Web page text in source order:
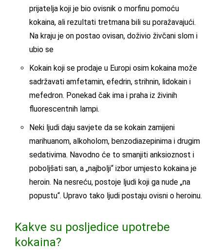
prijatelja koji je bio ovisnik o morfinu pomoću
kokaina, ali rezultati tretmana bili su poražavajući.
Na kraju je on postao ovisan, doživio živčani slom i
ubio se
Kokain koji se prodaje u Europi osim kokaina može
sadržavati amfetamin, efedrin, strihnin, lidokain i
mefedron. Ponekad čak ima i praha iz živinih
fluorescentnih lampi.
Neki ljudi daju savjete da se kokain zamijeni
marihuanom, alkoholom, benzodiazepinima i drugim
sedativima. Navodno će to smanjiti anksioznost i
poboljšati san, a „najbolji“ izbor umjesto kokaina je
heroin. Na nesreću, postoje ljudi koji ga nude „na
popustu“. Upravo tako ljudi postaju ovisni o heroinu.
Kakve su posljedice upotrebe
kokaina?